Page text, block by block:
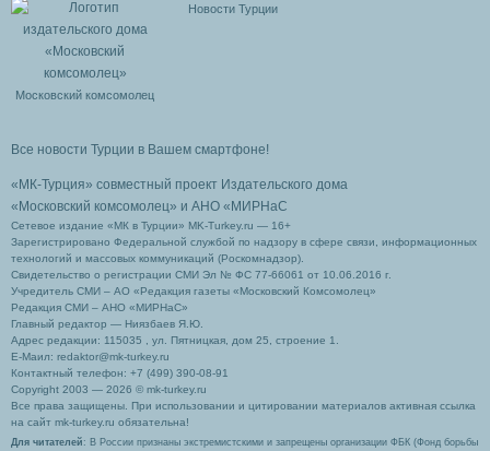
Московский комсомолец
Новости Турции
Все новости Турции в Вашем смартфоне!
«МК-Турция» совместный проект Издательского дома
«Московский комсомолец» и АНО «МИРНаС
Сетевое издание «МК в Турции» MK-Turkey.ru — 16+
Зарегистрировано Федеральной службой по надзору в сфере связи, информационных
технологий и массовых коммуникаций (Роскомнадзор).
Свидетельство о регистрации СМИ Эл № ФС 77-66061 от 10.06.2016 г.
Учредитель СМИ – АО «Редакция газеты «Московский Комсомолец»
Редакция СМИ – АНО «МИРНаС»
Главный редактор — Ниязбаев Я.Ю.
Адрес редакции: 115035 , ул. Пятницкая, дом 25, строение 1.
Е-Маил: redaktor@mk-turkey.ru
Контактный телефон: +7 (499) 390-08-91
Copyright 2003 — 2026 © mk-turkey.ru
Все права защищены. При использовании и цитировании материалов активная ссылка
на сайт mk-turkey.ru обязательна!
Для читателей : В России признаны экстремистскими и запрещены организации ФБК (Фонд борьбы